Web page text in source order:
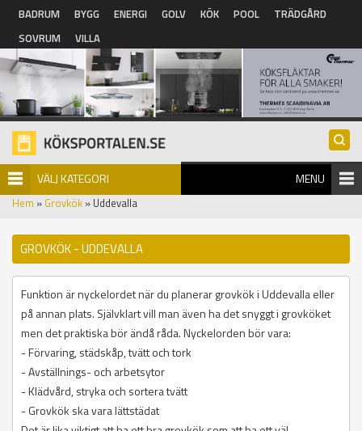
Hoppa till huvudinnehåll
BADRUM BYGG ENERGI GOLV KÖK POOL
TRÄDGÅRD
SOVRUM
VILLA
VÄLJ KATEGORI MENU
Hem » Grovkök » Uddevalla
GROVKÖK - UDDEVALLA
Funktion är nyckelordet när du planerar grovkök i Uddevalla eller
på annan plats. Självklart vill man även ha det snyggt i grovköket
men det praktiska bör ändå råda. Nyckelorden bör vara:
- Förvaring, städskåp, tvätt och tork
- Avställnings- och arbetsytor
- Klädvård, stryka och sortera tvätt
- Grovkök ska vara lättstädat